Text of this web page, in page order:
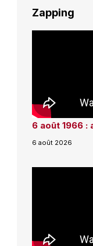
Zapping
6 août 1966 :
6 août 2026